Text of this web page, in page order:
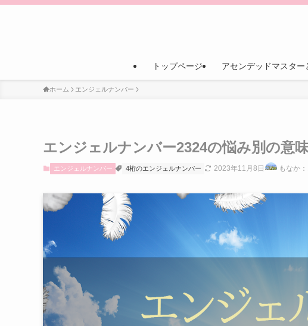
トップページ アセンデッドマスター
ホーム エンジェルナンバー
エンジェルナンバー2324の悩み別の意
エンジェルナンバー 4桁のエンジェルナンバー 2023年11月8日 もなか